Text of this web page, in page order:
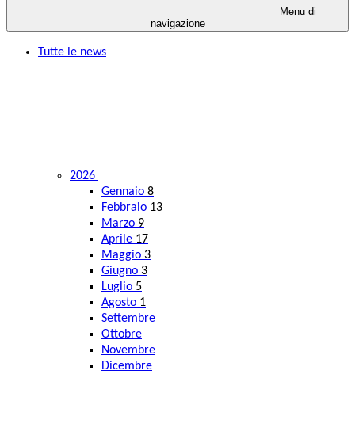
Menu di
navigazione
Tutte le news
2026
Gennaio 8
Febbraio 13
Marzo 9
Aprile 17
Maggio 3
Giugno 3
Luglio 5
Agosto 1
Settembre
Ottobre
Novembre
Dicembre